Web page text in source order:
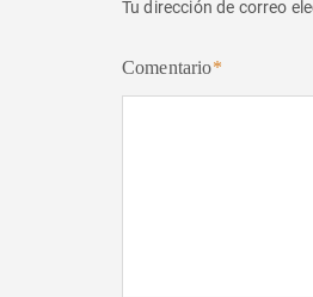
Tu dirección de correo
Comentario*